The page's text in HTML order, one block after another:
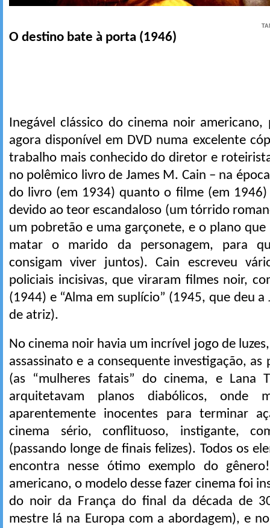
O destino bate à porta (1946)
Inegável clássico do cinema noir
agora disponível em DVD numa excelente
trabalho mais conhecido do diretor e
no polêmico livro de James M. Cain – na
do livro (em 1934) quanto o filme (em 1946)
devido ao teor escandaloso (um tórrido
um pobretão e uma garçonete, e o plano
matar o marido da personagem, para
consigam viver juntos). Cain escreveu
policiais incisivas, que viraram filmes noir,
(1944) e “Alma em suplício” (1945, que deu a
de atriz).
No cinema noir havia um incrível jogo de
assassinato e a consequente investigação, as
(as “mulheres fatais” do cinema, e Lana
arquitetavam planos diabólicos, onde
aparentemente inocentes para terminar
cinema sério, conflituoso, instigante,
(passando longe de finais felizes). Todos os
encontra nesse ótimo exemplo do
americano, o modelo desse fazer cinema foi
do noir da França do final da década de
mestre lá na Europa com a abordagem), e